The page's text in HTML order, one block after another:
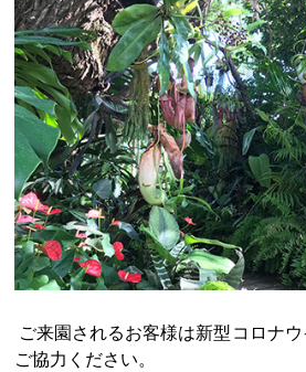
ご来園されるお客様は新型コロナ
ご協力ください。